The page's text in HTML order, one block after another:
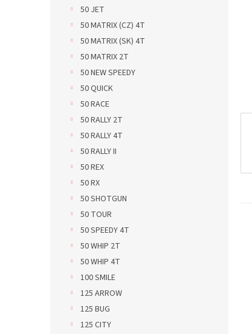
50 JET
50 MATRIX (CZ) 4T
50 MATRIX (SK) 4T
50 MATRIX 2T
50 NEW SPEEDY
50 QUICK
50 RACE
50 RALLY 2T
50 RALLY 4T
50 RALLY II
50 REX
50 RX
50 SHOTGUN
50 TOUR
50 SPEEDY 4T
50 WHIP 2T
50 WHIP 4T
100 SMILE
125 ARROW
125 BUG
125 CITY